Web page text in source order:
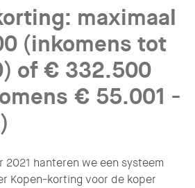
maximaal
(inkomens tot
of € 332.500
€ 55.001 -
2021 hanteren we een systeem
Kopen-korting voor de koper